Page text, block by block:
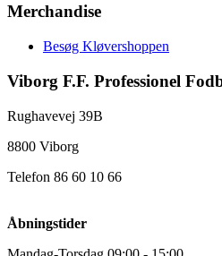
Merchandise
Besøg Kløvershoppen
Viborg F.F. Professionel
Rughavevej 39B
8800 Viborg
Telefon 86 60 10 66
Åbningstider